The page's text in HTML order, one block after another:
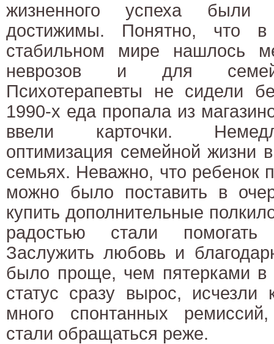
жизненного успеха
достижимы. Понятно, что в
стабильном мире нашлось
неврозов и для
Психотерапевты не сидели
1990-х еда пропала из
ввели карточки.
оптимизация семейной жизни
семьях. Неважно, что ребенок
можно было поставить в
купить дополнительные
радостью стали
Заслужить любовь и
было проще, чем пятерками
статус сразу вырос, исчезли
много спонтанных
стали обращаться реже.